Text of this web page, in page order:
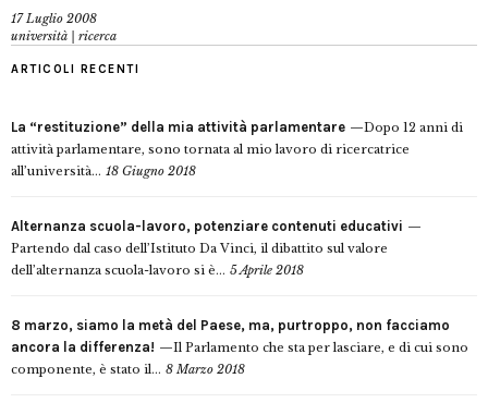
17 Luglio 2008
università | ricerca
ARTICOLI RECENTI
La “restituzione” della mia attività parlamentare
Dopo 12 anni di
attività parlamentare, sono tornata al mio lavoro di ricercatrice
all’università... 18 Giugno 2018
Alternanza scuola-lavoro, potenziare contenuti educativi
Partendo dal caso dell’Istituto Da Vinci, il dibattito sul valore
dell’alternanza scuola-lavoro si è... 5 Aprile 2018
8 marzo, siamo la metà del Paese, ma, purtroppo, non facciamo
ancora la differenza!
Il Parlamento che sta per lasciare, e di cui sono
componente, è stato il... 8 Marzo 2018